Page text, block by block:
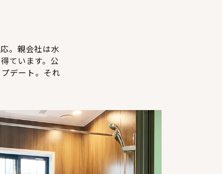
。親会社は水
ています。公
デート。それ